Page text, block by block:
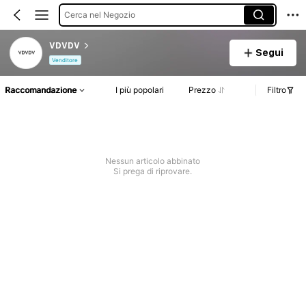
Cerca nel Negozio
VDVDV
Venditore
Segui
Raccomandazione I più popolari Prezzo Filtro
Nessun articolo abbinato
Si prega di riprovare.